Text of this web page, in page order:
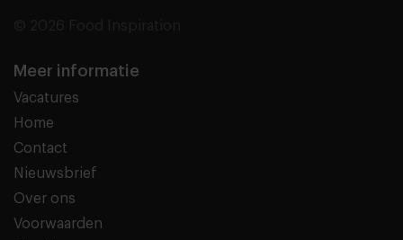
Meer informatie
Vacatures
Home
Contact
Nieuwsbrief
Over ons
Voorwaarden